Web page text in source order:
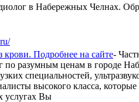
в Набережных Челнах.
крови. Подробнее на сайте-
по разумным ценам в городе
специальностей,
высокого класса,
услугах Вы